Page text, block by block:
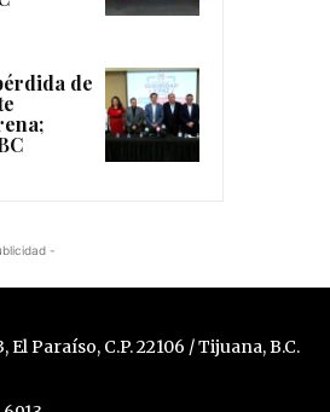
de
-
El Paraíso, C.P. 22106 / Tijuana, B.C.